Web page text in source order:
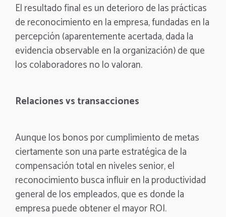
El resultado final es un deterioro de las prácticas
de reconocimiento en la empresa, fundadas en la
percepción (aparentemente acertada, dada la
evidencia observable en la organización) de que
los colaboradores no lo valoran.
Relaciones vs transacciones
Aunque los bonos por cumplimiento de metas
ciertamente son una parte estratégica de la
compensación total en niveles senior, el
reconocimiento busca influir en la productividad
general de los empleados, que es donde la
empresa puede obtener el mayor ROI.